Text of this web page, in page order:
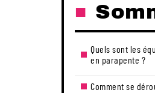
Quels sont les
en parapente ?
Comment se